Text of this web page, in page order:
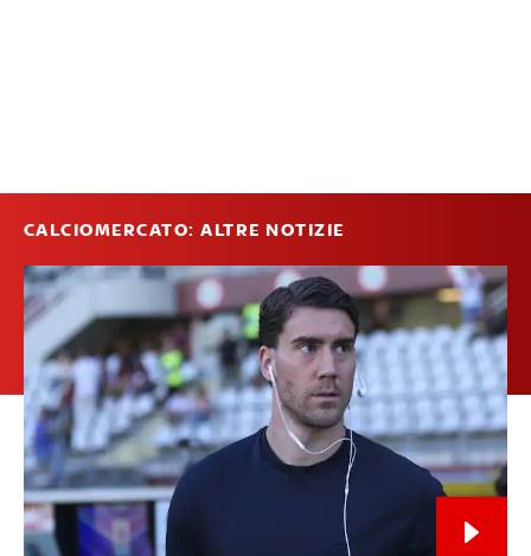
CALCIOMERCATO: ALTRE NOTIZIE